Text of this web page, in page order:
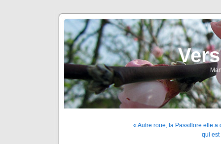
« Autre roue, la Passiflore elle
qui est